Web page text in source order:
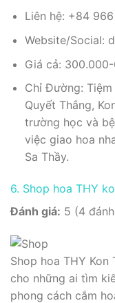
Liên hệ: +84
Website/Social:
Giá cả:
Chỉ Đường:
Quyết Thắng,
trường học và
việc giao hoa
Sa Thầy.
6. Shop hoa THY
Đánh giá: 5 (4
Shop hoa THY
cho những ai tìm
phong cách cắm